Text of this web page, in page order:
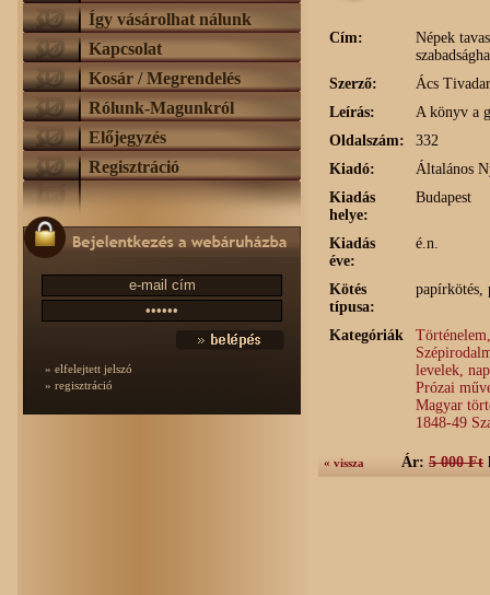
Így vásárolhat nálunk
Kapcsolat
Kosár / Megrendelés
Rólunk-Magunkról
Előjegyzés
Regisztráció
» elfelejtett jelszó
» regisztráció
Cím:
Népek
Szerző:
Ács Tivadar
Leírás:
A könyv a
Oldalszám:
332
Kiadó:
Általános
Kiadás
helye:
Budapest
Kiadás
éve:
é.n.
Kötés
típusa:
papírkötés,
Kategóriák
levelek,
Prózai
Magyar
1848-49
« vissza Ár: 5 000 Ft